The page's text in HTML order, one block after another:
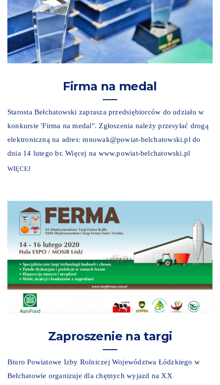
Firma na medal
Starosta Bełchatowski zaprasza przedsiębiorców do udziału w
konkursie 'Firma na medal". Zgłoszenia należy przesyłać drogą
elektroniczną na adres: mnowak@powiat-belchatowski.pl do
dnia 14 lutego br. Więcej na www.powiat-belchatowski.pl
WIĘCEJ
Zaproszenie na targi
Biuro Powiatowe Izby Rolniczej Województwa Łódzkiego w
Bełchatowie organizuje dla chętnych wyjazd na XX